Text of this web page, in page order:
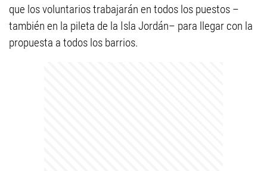
que los voluntarios trabajarán en todos los puestos –
también en la pileta de la Isla Jordán– para llegar con la
propuesta a todos los barrios.